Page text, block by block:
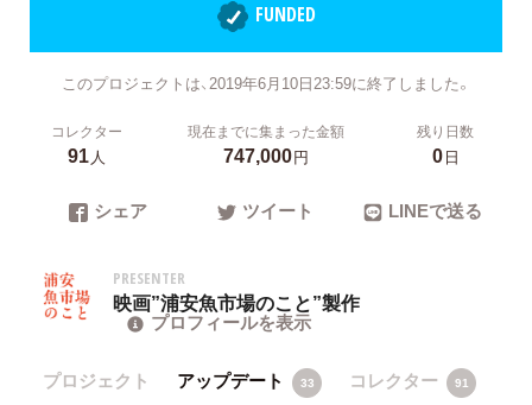
FUNDED
このプロジェクトは、2019年6月10日23:59に終了しました。
コレクター
91人
現在までに集まった金額
747,000円
残り日数
0日
シェア ツイート LINEで送る
PRESENTER
映画”浦安魚市場のこと”製作
プロフィールを表示
プロジェクト アップデート 33 コレクター 91